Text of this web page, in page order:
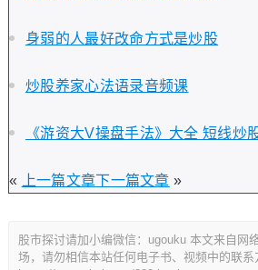
身弱的人最好改命方式是炒股
炒股养家心法语录音频课
《游资大V操盘手法》大全 短线炒
« 上一篇文章下一篇文章 »
股市探讨请加小编微信：ugouku 本文来自网
场，请勿相信本站任何电子书、视频中的联系